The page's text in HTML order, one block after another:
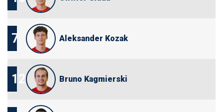
7 Aleksander Kozak
12 Bruno Kagmierski